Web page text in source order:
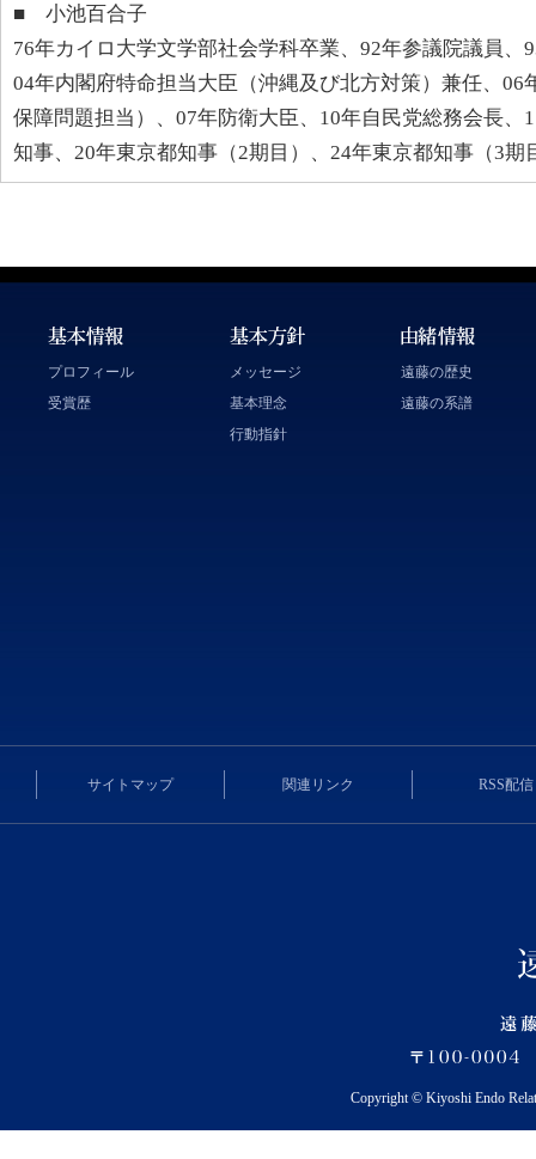
■ 小池百合子
76年カイロ大学文学部社会学科卒業、92年参議院議員、
04年内閣府特命担当大臣（沖縄及び北方対策）兼任、
保障問題担当）、07年防衛大臣、10年自民党総務会長、
知事、20年東京都知事（2期目）、24年東京都知事（3期
プロフィール
受賞歴
メッセージ
基本理念
行動指針
遠藤の歴史
遠藤の系譜
サイトマップ 関連リンク RSS配信
Copyright © Kiyoshi Endo